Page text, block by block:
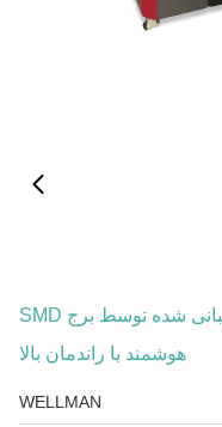
کنترل موجودی بارگیری دسته ای پشتیبانی شده توسط برج SMD
هوشمند با راندمان بالا
WELLMAN